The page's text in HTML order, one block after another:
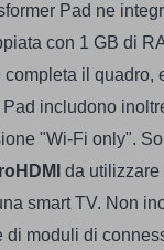
Pad ne
con 1 GB di
il quadro,
includono
"Wi-Fi only".
da
smart TV. Non
di moduli di